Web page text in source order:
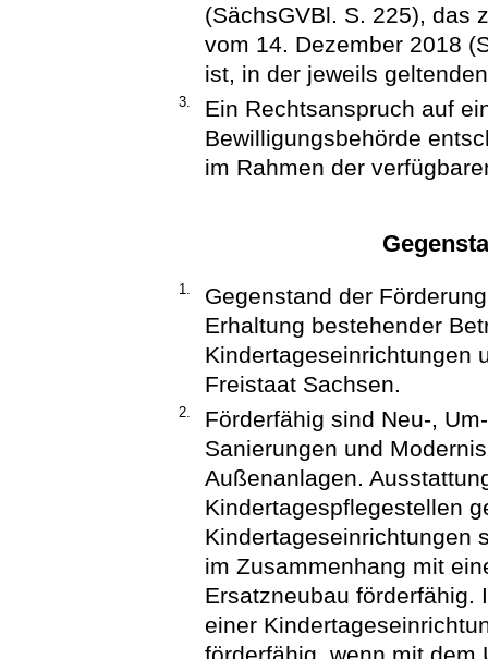
(SächsGVBl. S. 225), das
vom 14. Dezember 2018
ist, in der jeweils
3.
Ein Rechtsanspruch auf
Bewilligungsbehörde
im Rahmen der
1.
Gegenstand der
Erhaltung bestehender
Kindertageseinrichtungen
Freistaat Sachsen.
2.
Förderfähig sind Neu-,
Sanierungen und
Außenanlagen.
Kindertagespflegestellen
Kindertageseinrichtungen
im Zusammenhang mit
Ersatzneubau förderfähig.
einer